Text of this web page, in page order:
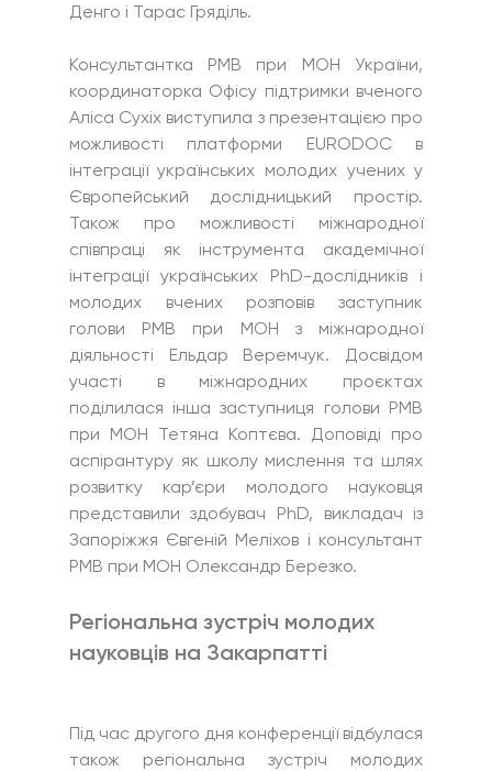
Денго і Тарас Гряділь.
Консультантка РМВ при МОН України,
координаторка Офісу підтримки вченого
Аліса Сухіх виступила з презентацією про
можливості платформи EURODOC в
інтеграції українських молодих учених у
Європейський дослідницький простір.
Також про можливості міжнародної
співпраці як інструмента академічної
інтеграції українських PhD-дослідників і
молодих вчених розповів заступник
голови РМВ при МОН з міжнародної
діяльності Ельдар Веремчук. Досвідом
участі в міжнародних проєктах
поділилася інша заступниця голови РМВ
при МОН Тетяна Коптєва. Доповіді про
аспірантуру як школу мислення та шлях
розвитку кар’єри молодого науковця
представили здобувач PhD, викладач із
Запоріжжя Євгеній Меліхов і консультант
РМВ при МОН Олександр Березко.
Регіональна зустріч молодих
науковців на Закарпатті
Під час другого дня конференції відбулася
також регіональна зустріч молодих